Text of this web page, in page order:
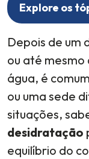
Explore os
Depois de um
ou até mesmo
água, é
ou uma sede
situações,
desidratação
equilíbrio do